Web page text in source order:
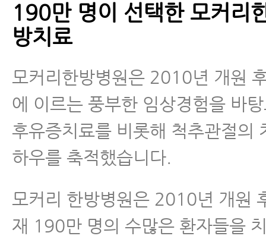
190만 명이 선택한 모커리
방치료
모커리한방병원은 2010년 개원
에 이르는 풍부한 임상경험을 바
후유증치료를 비롯해 척추관절의
하우를 축적했습니다.
모커리 한방병원은 2010년 개원
재 190만 명의 수많은 환자들을